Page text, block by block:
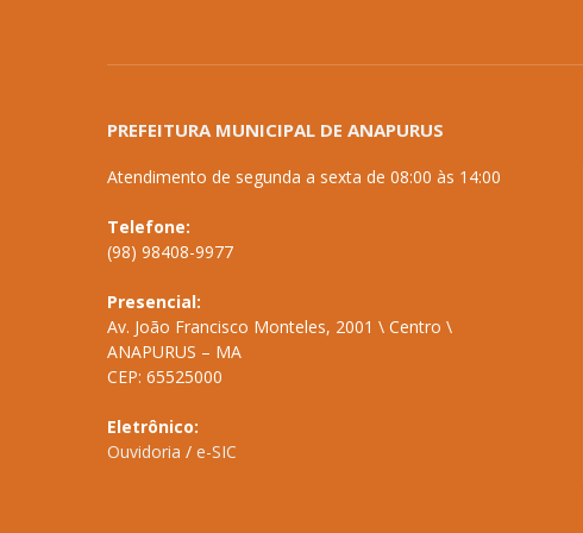
PREFEITURA MUNICIPAL DE ANAPURUS
Atendimento de segunda a sexta de 08:00 às 14:00
Telefone:
(98) 98408-9977
Presencial:
Av. João Francisco Monteles, 2001 \ Centro \
ANAPURUS – MA
CEP: 65525000
Eletrônico:
Ouvidoria / e-SIC